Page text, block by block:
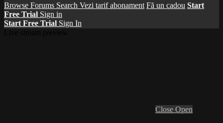
Browse Forums Search Vezi tarif abonament Fă un cadou Start
Free Trial Sign in
Start Free Trial Sign In
Close Open